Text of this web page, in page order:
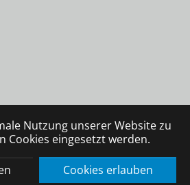
Nutzung unserer Website zu
Cookies eingesetzt werden.
Cookies erlauben